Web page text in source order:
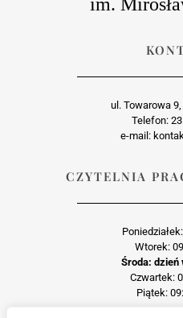
ul. Towarowa
Telefon:
e-mail:
CZYTELNIA
Wtorek:
Środa:
Czwartek:
Piątek: